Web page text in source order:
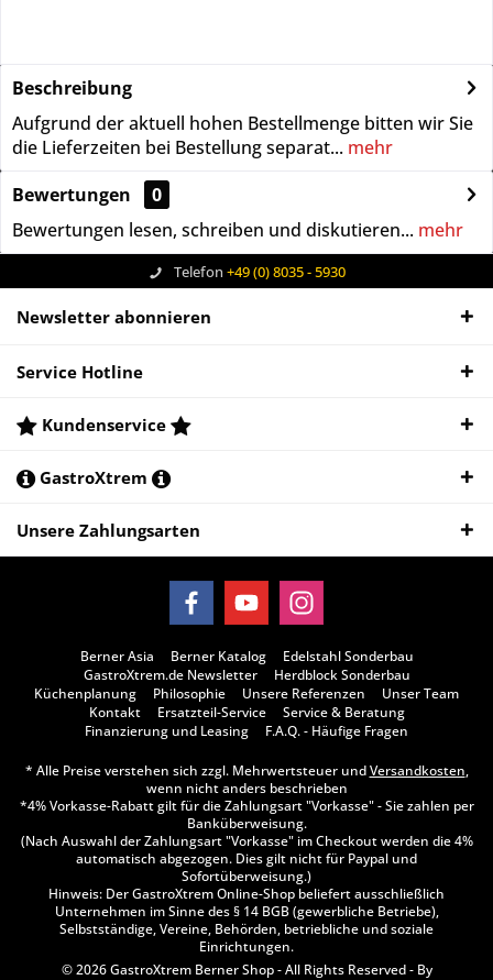
Beschreibung
Aufgrund der aktuell hohen Bestellmenge bitten wir Sie
die Lieferzeiten bei Bestellung separat... mehr
Bewertungen
0
Bewertungen lesen, schreiben und diskutieren... mehr
Telefon +49 (0) 8035 - 5930
Newsletter abonnieren
Service Hotline
Kundenservice
GastroXtrem
Unsere Zahlungsarten
Berner Asia Berner Katalog
Edelstahl Sonderbau
GastroXtrem.de Newsletter
Herdblock Sonderbau
Küchenplanung
Philosophie Unsere Referenzen
Unser Team
Kontakt
Ersatzteil-Service
Service & Beratung
Finanzierung und Leasing
F.A.Q. - Häufige Fragen
* Alle Preise verstehen sich zzgl. Mehrwertsteuer undVersandkosten,
wenn nicht anders beschrieben
*4% Vorkasse-Rabatt gilt für die Zahlungsart "Vorkasse" - Sie zahlen per
Banküberweisung.
(Nach Auswahl der Zahlungsart "Vorkasse" im Checkout werden die 4%
automatisch abgezogen. Dies gilt nicht für Paypal und
Sofortüberweisung.)
Hinweis: Der GastroXtrem Online-Shop beliefert ausschließlich
Unternehmen im Sinne des § 14 BGB (gewerbliche Betriebe),
Selbstständige, Vereine, Behörden, betriebliche und soziale
Einrichtungen.
© 2026 GastroXtrem Berner Shop - All Rights Reserved - By